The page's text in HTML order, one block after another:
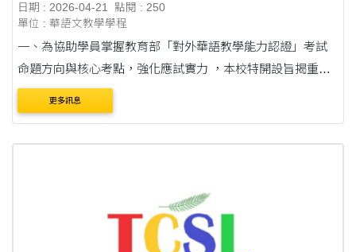
日期 : 2026-04-21
點閱 : 250
單位 : 華語文教學學程
一、為協助學員掌握教育部「對外華語教學能力認證」考試
命題方向與核心考點，強化應試實力 ，本校特開設旨揭重點
課程。採實體上課，總時數60個小時。 二、課程內容： 針對
漢語語言學、華語文教學及華語口語與表達進....
更多訊息